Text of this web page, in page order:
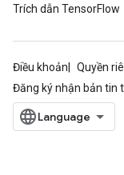
Trích dẫn TensorFlow
Điều khoản Quyền
Đăng ký nhận bản tin